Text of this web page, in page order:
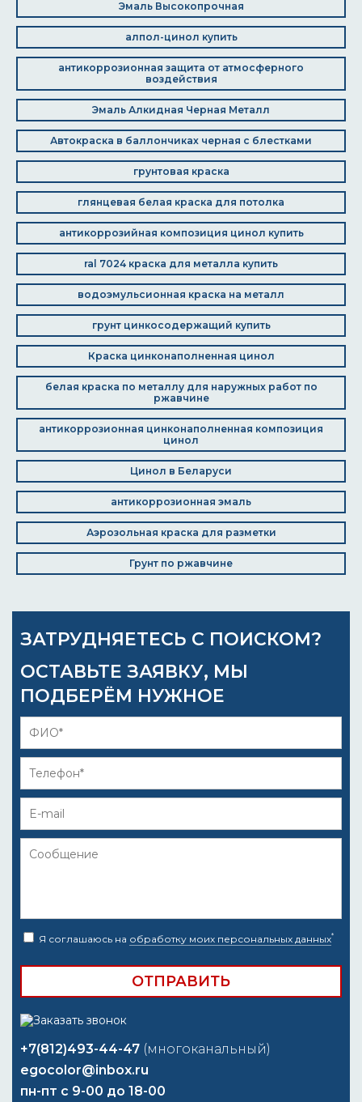
Эмаль Высокопрочная
алпол-цинол купить
антикоррозионная защита от атмосферного
воздействия
Эмаль Алкидная Черная Металл
Автокраска в баллончиках черная с блестками
грунтовая краска
глянцевая белая краска для потолка
антикоррозийная композиция цинол купить
ral 7024 краска для металла купить
водоэмульсионная краска на металл
грунт цинкосодержащий купить
Краска цинконаполненная цинол
белая краска по металлу для наружных работ по
ржавчине
антикоррозионная цинконаполненная композиция
цинол
Цинол в Беларуси
антикоррозионная эмаль
Аэрозольная краска для разметки
Грунт по ржавчине
ЗАТРУДНЯЕТЕСЬ С ПОИСКОМ?
ОСТАВЬТЕ ЗАЯВКУ, МЫ
ПОДБЕРЁМ НУЖНОЕ
Я соглашаюсь на обработку моих персональных данных*
+7(812)493-44-47 (многоканальный)
egocolor@inbox.ru
пн-пт с 9-00 до 18-00